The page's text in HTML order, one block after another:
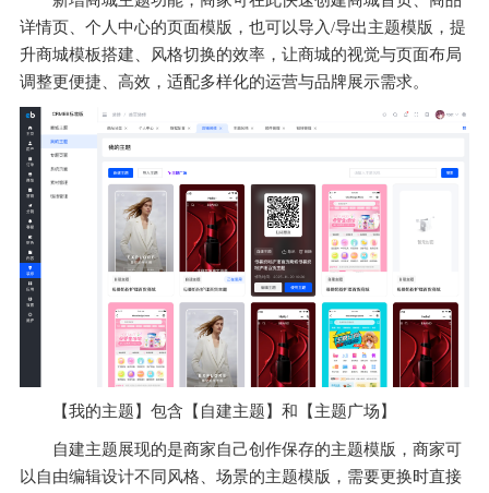
详情页、个人中心的页面模版，也可以导入/导出主题模版，提
升商城模板搭建、风格切换的效率，让商城的视觉与页面布局
调整更便捷、高效，适配多样化的运营与品牌展示需求。
【我的主题】包含【自建主题】和【主题广场】
自建主题展现的是商家自己创作保存的主题模版，商家可
以自由编辑设计不同风格、场景的主题模版，需要更换时直接